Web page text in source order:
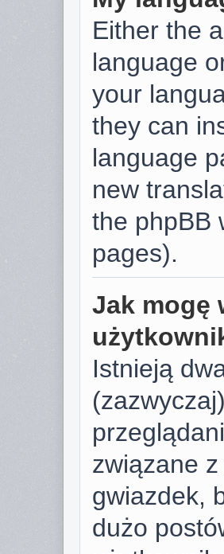
Either the
language
your
they can
language
new
the phpBB
pages).
Jak mogę
Istnieją
związane
gwiazdek,
dużo